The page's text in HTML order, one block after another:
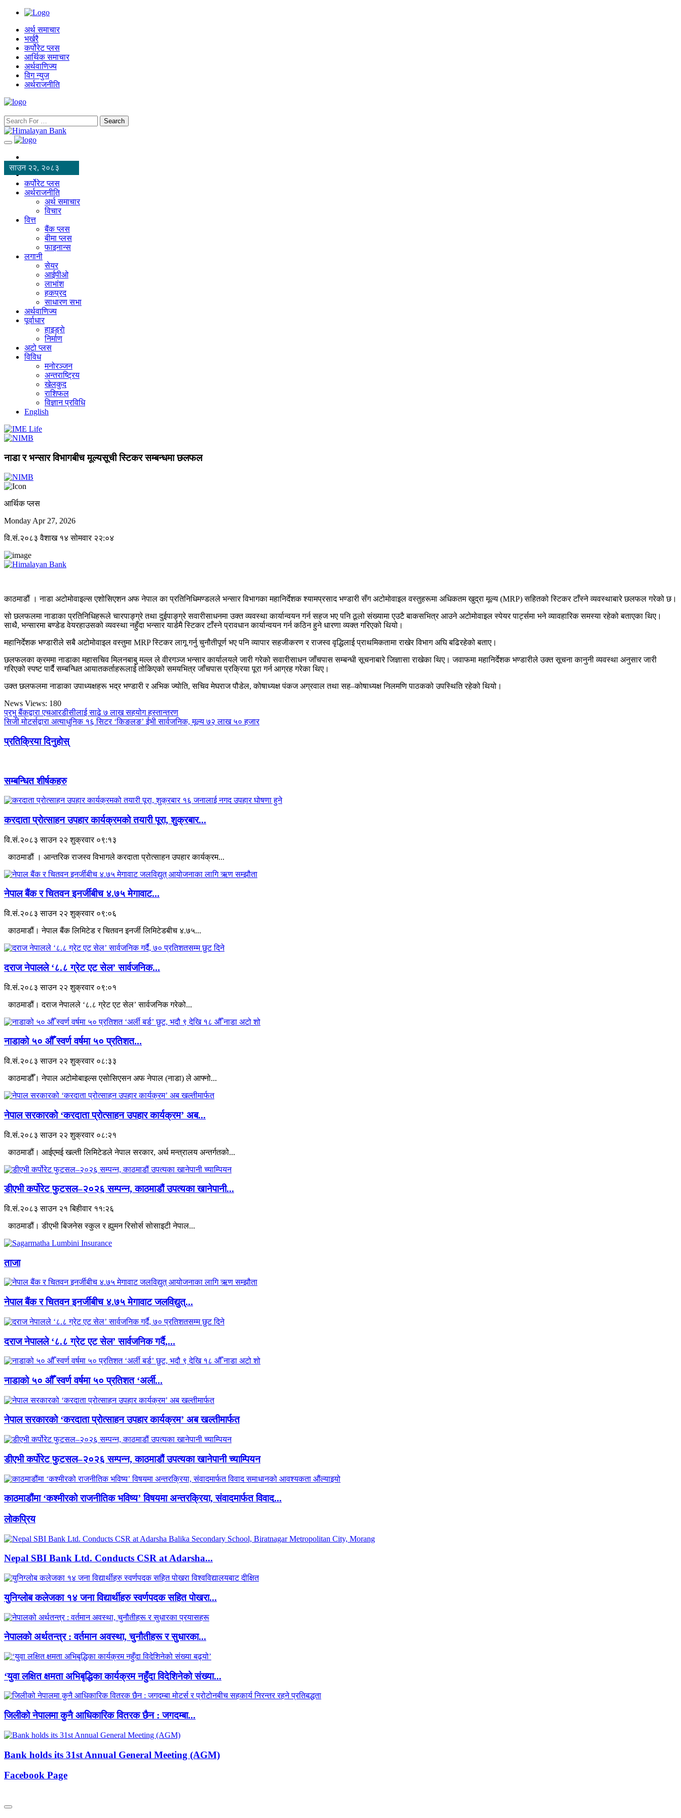
अर्थ समाचार
भर्खरै
कर्पोरेट प्लस
आर्थिक समाचार
अर्थवाणिज्य
विग न्युज
अर्थराजनीति
Search
साउन २२, २०८३
कर्पोरेट प्लस
अर्थराजनीति
अर्थ समाचार
विचार
वित्त
बैंक प्लस
बीमा प्लस
फाइनान्स
लगानी
सेयर
आईपीओ
लाभांश
हकप्रद
साधारण सभा
अर्थवाणिज्य
पूर्वाधार
हाइड्राे
निर्माण
अटो प्लस
विविध
मनोरञ्जन
अन्तराष्ट्रिय
खेलकुद
राशिफल
विज्ञान प्रविधि
English
नाडा र भन्सार विभागबीच मूल्यसूची स्टिकर सम्बन्धमा छलफल
आर्थिक प्लस
Monday Apr 27, 2026
वि.सं.२०८३ वैशाख १४ सोमवार २२:०४
काठमाडौं । नाडा अटोमोवाइल्स एशोसिएशन अफ नेपाल का प्रतिनिधिमण्डलले भन्सार विभागका महानिर्देशक श्यामप्रसाद भण्डारी सँग अटोमोवाइल वस्तुहरूमा अधिकतम खुद्रा मूल्य (MRP) सहितको स्टिकर टाँस्ने व्यवस्थाबारे छलफल गरेको छ।
सो छलफलमा नाडाका प्रतिनिधिहरूले चारपाङ्ग्रे तथा दुईपाङ्ग्रे सवारीसाधनमा उक्त व्यवस्था कार्यान्वयन गर्न सहज भए पनि ठूलो संख्यामा एउटै बाकसभित्र आउने अटोमोवाइल स्पेयर पार्ट्समा भने व्यावहारिक समस्या रहेको बताएका थिए।
साथै, भन्सारमा बण्डेड वेयरहाउसको व्यवस्था नहुँदा भन्सार यार्डमै स्टिकर टाँस्ने प्रावधान कार्यान्वयन गर्न कठिन हुने धारणा व्यक्त गरिएको थियो।
महानिर्देशक भण्डारीले सबै अटोमोवाइल वस्तुमा MRP स्टिकर लागू गर्नु चुनौतीपूर्ण भए पनि व्यापार सहजीकरण र राजस्व वृद्धिलाई प्राथमिकतामा राखेर विभाग अघि बढिरहेको बताए।
छलफलका क्रममा नाडाका महासचिव मिलनबाबु मल्ल ले वीरगञ्ज भन्सार कार्यालयले जारी गरेको सवारीसाधन जाँचपास सम्बन्धी सूचनाबारे जिज्ञासा राखेका थिए। जवाफमा महानिर्देशक भण्डारीले उक्त सूचना कानुनी व्यवस्था अनुसार जारी
गरिएको स्पष्ट पार्दै सम्बन्धित आयातकर्ताहरूलाई तोकिएको समयभित्र जाँचपास प्रक्रिया पूरा गर्न आग्रह गरेका थिए।
उक्त छलफलमा नाडाका उपाध्यक्षहरू भद्र भण्डारी र अभिक ज्योति, सचिव मेघराज पौडेल, कोषाध्यक्ष पंकज अग्रवाल तथा सह–कोषाध्यक्ष निलमणि पाठकको उपस्थिति रहेको थियो।
News Views: 180
प्रभु बैंकद्वारा एचआरडीसीलाई साढे ७ लाख सहयोग हस्तान्तरण
सिजी मोटर्सद्वारा अत्याधुनिक १६ सिटर ‘किङलङ’ ईभी सार्वजनिक, मूल्य ७२ लाख ५० हजार
प्रतिक्रिया दिनुहोस्
सम्बन्धित शीर्षकहरु
करदाता प्रोत्साहन उपहार कार्यक्रमको तयारी पूरा, शुक्रबार...
वि.सं.२०८३ साउन २२ शुक्रवार ०९:१३
काठमाडौं । आन्तरिक राजस्व विभागले करदाता प्रोत्साहन उपहार कार्यक्रम...
नेपाल बैंक र चितवन इनर्जीबीच ४.७५ मेगावाट...
वि.सं.२०८३ साउन २२ शुक्रवार ०९:०६
काठमाडौं। नेपाल बैंक लिमिटेड र चितवन इनर्जी लिमिटेडबीच ४.७५...
दराज नेपालले ‘८.८ ग्रेट एट सेल’ सार्वजनिक...
वि.सं.२०८३ साउन २२ शुक्रवार ०९:०१
काठमाडौं। दराज नेपालले ‘८.८ ग्रेट एट सेल’ सार्वजनिक गरेको...
नाडाको ५० औँ स्वर्ण वर्षमा ५० प्रतिशत...
वि.सं.२०८३ साउन २२ शुक्रवार ०८:३३
काठमाडौँ। नेपाल अटोमोबाइल्स एसोसिएसन अफ नेपाल (नाडा) ले आफ्नो...
नेपाल सरकारको ‘करदाता प्रोत्साहन उपहार कार्यक्रम’ अब...
वि.सं.२०८३ साउन २२ शुक्रवार ०८:२१
काठमाडौं। आईएमई खल्ती लिमिटेडले नेपाल सरकार, अर्थ मन्त्रालय अन्तर्गतको...
डीएभी कर्पोरेट फुटसल–२०२६ सम्पन्न, काठमाडौं उपत्यका खानेपानी...
वि.सं.२०८३ साउन २१ बिहीवार ११:२६
काठमाडौं। डीएभी बिजनेस स्कुल र ह्युमन रिसोर्स सोसाइटी नेपाल...
ताजा
नेपाल बैंक र चितवन इनर्जीबीच ४.७५ मेगावाट जलविद्युत्...
दराज नेपालले ‘८.८ ग्रेट एट सेल’ सार्वजनिक गर्दै,...
नाडाको ५० औँ स्वर्ण वर्षमा ५० प्रतिशत ‘अर्ली...
नेपाल सरकारको ‘करदाता प्रोत्साहन उपहार कार्यक्रम’ अब खल्तीमार्फत
डीएभी कर्पोरेट फुटसल–२०२६ सम्पन्न, काठमाडौं उपत्यका खानेपानी च्याम्पियन
काठमाडौंमा ‘कश्मीरको राजनीतिक भविष्य’ विषयमा अन्तरक्रिया, संवादमार्फत विवाद...
लाेकप्रिय
Nepal SBI Bank Ltd. Conducts CSR at Adarsha...
युनिग्लोब कलेजका १४ जना विद्यार्थीहरु स्वर्णपदक सहित पोखरा...
नेपालको अर्थतन्त्र : वर्तमान अवस्था, चुनौतीहरू र सुधारका...
‘युवा लक्षित क्षमता अभिबृद्धिका कार्यक्रम नहुँदा विदेशिनेको संख्या...
जिलीको नेपालमा कुनै आधिकारिक वितरक छैन : जगदम्बा...
Bank holds its 31st Annual General Meeting (AGM)
Facebook Page